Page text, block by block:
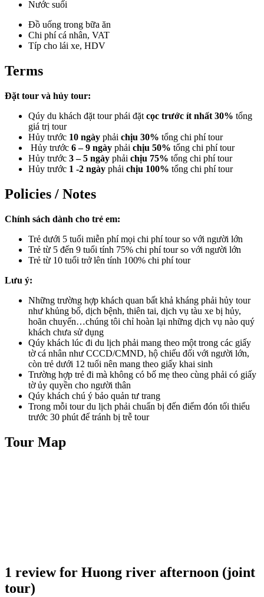
Nước suối
Đồ uống trong bữa ăn
Chi phí cá nhân, VAT
Típ cho lái xe, HDV
Terms
Đặt tour và hủy tour:
Qúy du khách đặt tour phái đặt cọc trước ít nhất 30% tổng
giá trị tour
Hủy trước 10 ngày phải chịu 30% tổng chi phí tour
Hủy trước 6 – 9 ngày phải chịu 50% tổng chi phí tour
Hủy trước 3 – 5 ngày phải chịu 75% tổng chi phí tour
Hủy trước 1 -2 ngày phải chịu 100% tổng chi phí tour
Policies / Notes
Chính sách dành cho trẻ em:
Trẻ dưới 5 tuổi miễn phí mọi chi phí tour so với người lớn
Trẻ từ 5 đến 9 tuổi tính 75% chi phí tour so với người lớn
Trẻ từ 10 tuổi trở lên tính 100% chi phí tour
Lưu ý:
Những trường hợp khách quan bất khả kháng phải hủy tour
như khủng bố, dịch bệnh, thiên tai, dịch vụ tàu xe bị hủy,
hoãn chuyến…chúng tôi chỉ hoàn lại những dịch vụ nào quý
khách chưa sử dụng
Qúy khách lúc đi du lịch phải mang theo một trong các giấy
tờ cá nhân như CCCD/CMND, hộ chiếu đối với người lớn,
còn trẻ dưới 12 tuổi nên mang theo giấy khai sinh
Trường hợp trẻ đi mà không có bố mẹ theo cùng phải có giấy
tờ ủy quyền cho người thân
Qúy khách chú ý bảo quản tư trang
Trong mỗi tour du lịch phải chuẩn bị đến điểm đón tối thiểu
trước 30 phút để tránh bị trễ tour
Tour Map
1 review for Huong river afternoon (joint
tour)